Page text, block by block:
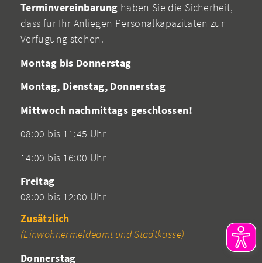
Terminvereinbarung haben Sie die Sicherheit,
dass für Ihr Anliegen Personalkapazitäten zur
Verfügung stehen.
Montag bis Donnerstag
Montag, Dienstag, Donnerstag
Mittwoch nachmittags geschlossen!
08:00 bis 11:45 Uhr
14:00 bis 16:00 Uhr
Freitag
08:00 bis 12:00 Uhr
Zusätzlich
(Einwohnermeldeamt und Stadtkasse)
Donnerstag